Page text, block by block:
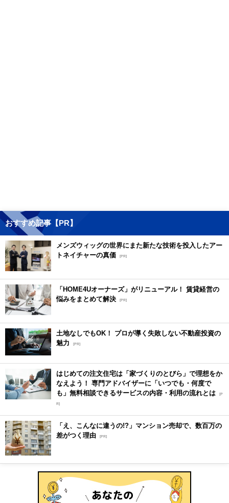
おすすめ記事【PR】
メンズウィッグの世界にまた新たな技術を投入したアー
トネイチャーの真価 [PR]
「HOME4Uオーナーズ」がリニューアル！ 賃貸経営の
悩みをまとめて解決 [PR]
土地なしでもOK！ プロが導く失敗しない不動産投資の
魅力
[PR]
はじめての注文住宅は「家づくりのとびら」で理想をか
なえよう！ 専門アドバイザーに「いつでも・何度で
も」無料相談できるサービスの内容・利用の流れとは [P
R]
「え、こんなに違うの!?」マンション売却で、数百万の
差がつく理由 [PR]